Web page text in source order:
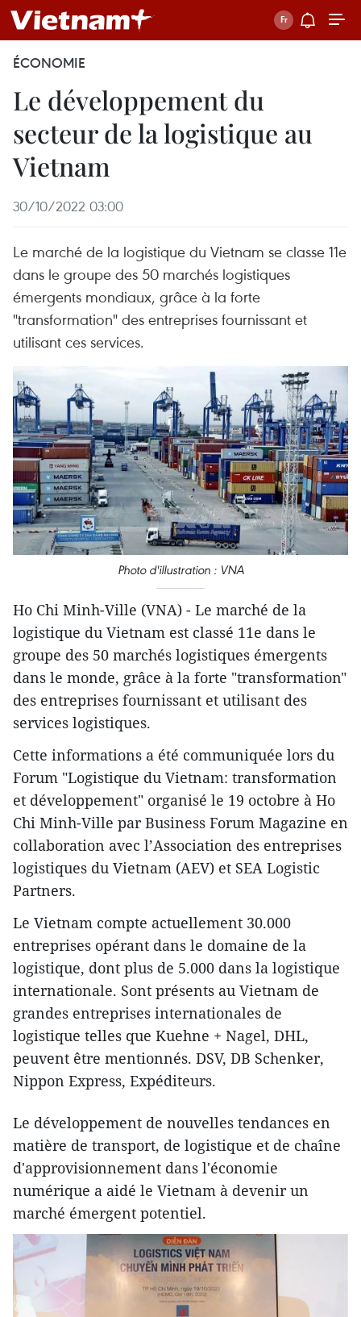
ÉCONOMIE
Le développement du
secteur de la logistique au
Vietnam
30/10/2022 03:00
Le marché de la logistique du Vietnam se classe 11e
dans le groupe des 50 marchés logistiques
émergents mondiaux, grâce à la forte
"transformation" des entreprises fournissant et
utilisant ces services.
Photo d'illustration : VNA
Ho Chi Minh-Ville (VNA) - Le marché de la
logistique du Vietnam est classé 11e dans le
groupe des 50 marchés logistiques émergents
dans le monde, grâce à la forte "transformation"
des entreprises fournissant et utilisant des
services logistiques.
Cette informations a été communiquée lors du
Forum "Logistique du Vietnam: transformation
et développement" organisé le 19 octobre à Ho
Chi Minh-Ville par Business Forum Magazine en
collaboration avec l’Association des entreprises
logistiques du Vietnam (AEV) et SEA Logistic
Partners.
Le Vietnam compte actuellement 30.000
entreprises opérant dans le domaine de la
logistique, dont plus de 5.000 dans la logistique
internationale. Sont présents au Vietnam de
grandes entreprises internationales de
logistique telles que Kuehne + Nagel, DHL,
peuvent être mentionnés. DSV, DB Schenker,
Nippon Express, Expéditeurs.
Le développement de nouvelles tendances en
matière de transport, de logistique et de chaîne
d'approvisionnement dans l'économie
numérique a aidé le Vietnam à devenir un
marché émergent potentiel.